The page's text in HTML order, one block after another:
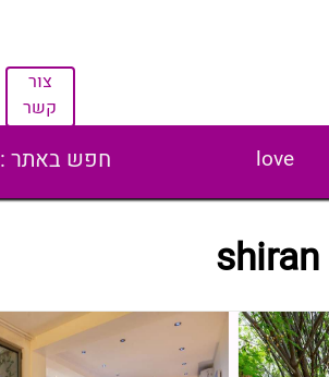
צור
קשר
love חפש באתר :